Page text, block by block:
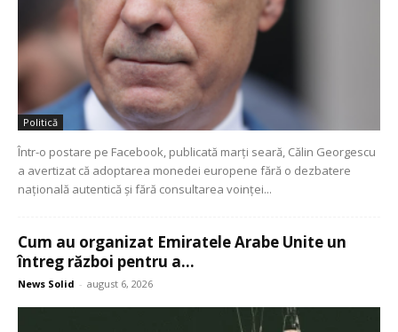
Politică
Într-o postare pe Facebook, publicată marți seară, Călin Georgescu
a avertizat că adoptarea monedei europene fără o dezbatere
națională autentică și fără consultarea voinței...
Cum au organizat Emiratele Arabe Unite un
întreg război pentru a...
News Solid - august 6, 2026